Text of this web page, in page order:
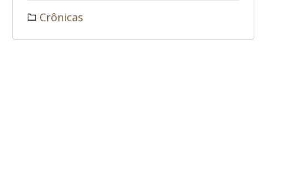
Crônicas